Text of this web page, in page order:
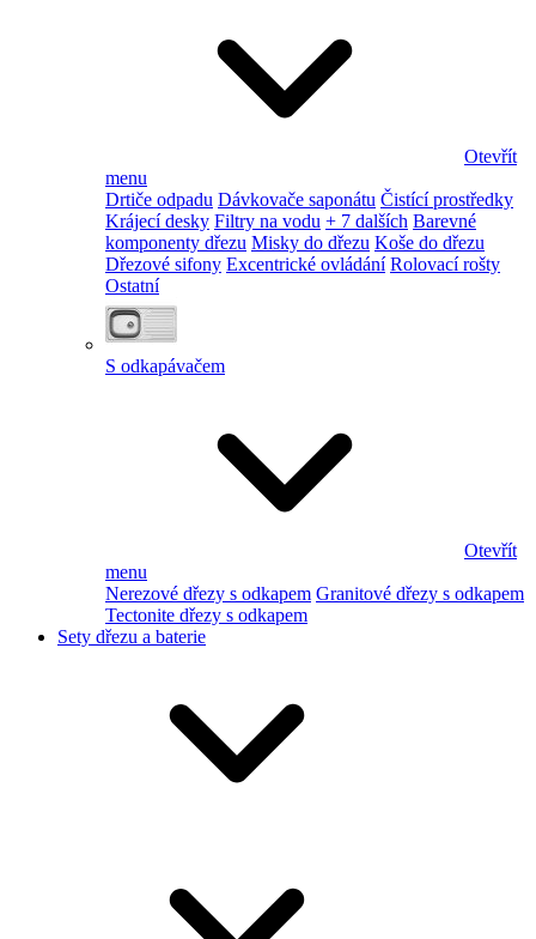
Otevřít
menu
Drtiče odpadu Dávkovače saponátu Čistící prostředky
Krájecí desky Filtry na vodu + 7 dalších Barevné
komponenty dřezu Misky do dřezu Koše do dřezu
Dřezové sifony Excentrické ovládání Rolovací rošty
Ostatní
S odkapávačem
Otevřít
menu
Nerezové dřezy s odkapem Granitové dřezy s odkapem
Tectonite dřezy s odkapem
Sety dřezu a baterie